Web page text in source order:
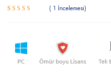
5 üzerinden
5.00puan
aldı
1 İncelemesi